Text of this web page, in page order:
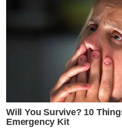
Will You Survive? 10
Emergency Kit